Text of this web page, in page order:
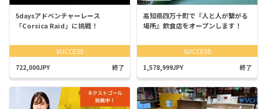
5daysアドベンチャーレース
「Corsica Raid」に挑戦！
SUCCESS
722,000JPY 終了
高知県四万十町で『人と人が繋がる
場所』飲食店をオープンします！
SUCCESS
1,578,999JPY 終了